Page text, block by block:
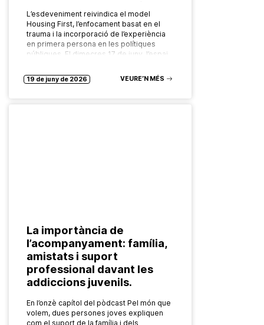
L’esdeveniment reivindica el model
Housing First, l’enfocament basat en el
trauma i la incorporació de l’experiència
en primera persona en les polítiques
públiques. El dimecres 17 de juny, l’espai
19 de juny de 2026 VEURE’N MÉS
La importància de
l’acompanyament: família,
amistats i suport
professional davant les
addiccions juvenils.
En l’onzè capítol del pòdcast Pel món que
volem, dues persones joves expliquen
com el suport de la família i dels